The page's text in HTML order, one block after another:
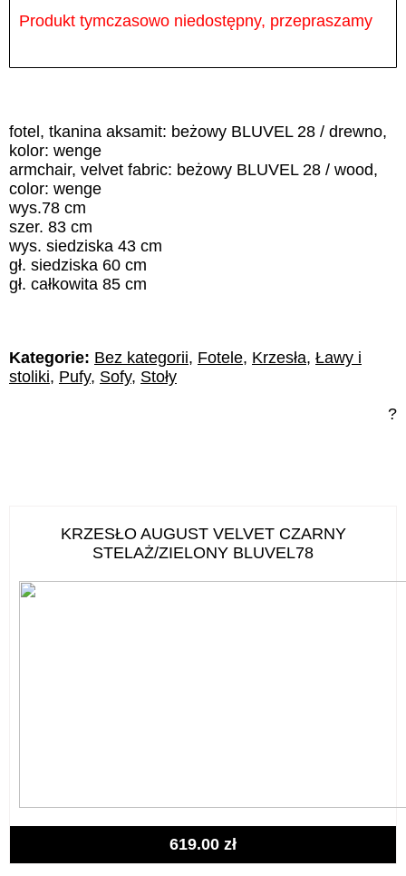
Produkt tymczasowo niedostępny, przepraszamy
fotel, tkanina aksamit: beżowy BLUVEL 28 / drewno,
kolor: wenge
armchair, velvet fabric: beżowy BLUVEL 28 / wood,
color: wenge
wys.78 cm
szer. 83 cm
wys. siedziska 43 cm
gł. siedziska 60 cm
gł. całkowita 85 cm
Kategorie: Bez kategorii, Fotele, Krzesła, Ławy i
stoliki, Pufy, Sofy, Stoły
?
KRZESŁO AUGUST VELVET CZARNY
STELAŻ/ZIELONY BLUVEL78
619.00 zł